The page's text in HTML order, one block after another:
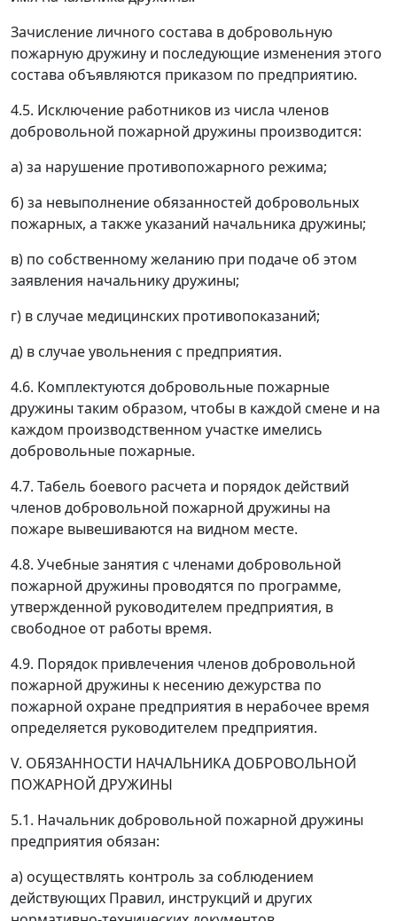
Зачисление личного состава в добровольную
пожарную дружину и последующие изменения этого
состава объявляются приказом по предприятию.
4.5. Исключение работников из числа членов
добровольной пожарной дружины производится:
а) за нарушение противопожарного режима;
б) за невыполнение обязанностей добровольных
пожарных, а также указаний начальника дружины;
в) по собственному желанию при подаче об этом
заявления начальнику дружины;
г) в случае медицинских противопоказаний;
д) в случае увольнения с предприятия.
4.6. Комплектуются добровольные пожарные
дружины таким образом, чтобы в каждой смене и на
каждом производственном участке имелись
добровольные пожарные.
4.7. Табель боевого расчета и порядок действий
членов добровольной пожарной дружины на
пожаре вывешиваются на видном месте.
4.8. Учебные занятия с членами добровольной
пожарной дружины проводятся по программе,
утвержденной руководителем предприятия, в
свободное от работы время.
4.9. Порядок привлечения членов добровольной
пожарной дружины к несению дежурства по
пожарной охране предприятия в нерабочее время
определяется руководителем предприятия.
V. ОБЯЗАННОСТИ НАЧАЛЬНИКА ДОБРОВОЛЬНОЙ
ПОЖАРНОЙ ДРУЖИНЫ
5.1. Начальник добровольной пожарной дружины
предприятия обязан:
а) осуществлять контроль за соблюдением
действующих Правил, инструкций и других